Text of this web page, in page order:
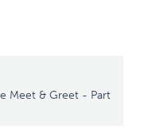
Meet & Greet - Part